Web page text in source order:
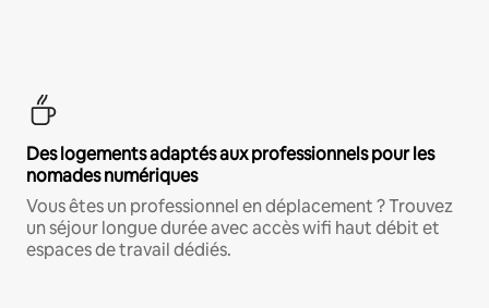
Des logements adaptés aux professionnels pour les
nomades numériques
Vous êtes un professionnel en déplacement ? Trouvez
un séjour longue durée avec accès wifi haut débit et
espaces de travail dédiés.